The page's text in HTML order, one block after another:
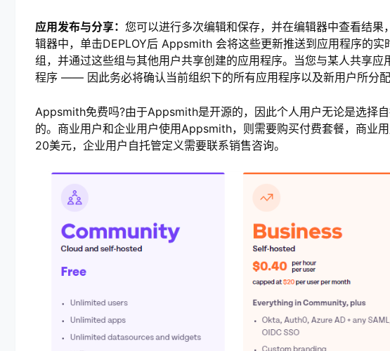
应用发布与分享： 您可以进行多次编辑和保存，并在编辑器中查看结
辑器中，单击DEPLOY后 Appsmith 会将这些更新推送到应用程序的
组，并通过这些组与其他用户共享创建的应用程序。当您与某人共享
程序 —— 因此务必将确认当前组织下的所有应用程序以及新用户所分配
Appsmith免费吗?由于Appsmith是开源的，因此个人用户无论是选择
的。商业用户和企业用户使用Appsmith，则需要购买付费套餐，商业
20美元，企业用户自托管定义需要联系销售咨询。